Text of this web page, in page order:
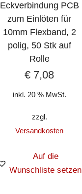
Eckverbindung PCB
zum Einlöten für
10mm Flexband, 2
polig, 50 Stk auf
Rolle
€ 7,08
inkl. 20 % MwSt.
zzgl.
Versandkosten
Auf die
Wunschliste setzen